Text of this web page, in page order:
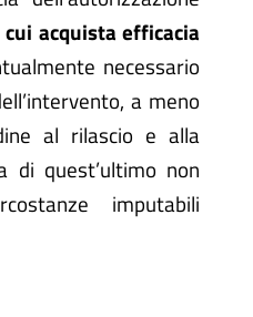
acquista efficacia
necessario
a meno
al rilascio e alla
di quest’ultimo non
imputabili